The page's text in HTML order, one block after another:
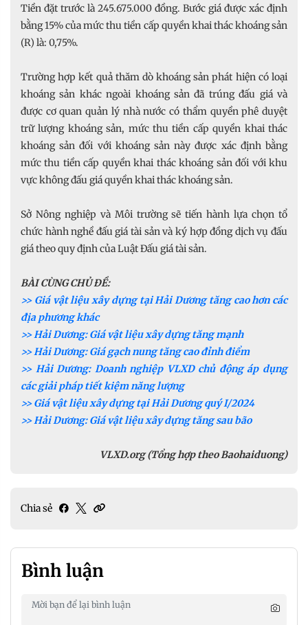
Tiền đặt trước là 245.675.000 đồng. Bước giá được xác định
bằng 15% của mức thu tiền cấp quyền khai thác khoáng sản
(R) là: 0,75%.
Trường hợp kết quả thăm dò khoáng sản phát hiện có loại
khoáng sản khác ngoài khoáng sản đã trúng đấu giá và
được cơ quan quản lý nhà nước có thẩm quyền phê duyệt
trữ lượng khoáng sản, mức thu tiền cấp quyền khai thác
khoáng sản đối với khoáng sản này được xác định bằng
mức thu tiền cấp quyền khai thác khoáng sản đối với khu
vực không đấu giá quyền khai thác khoáng sản.
Sở Nông nghiệp và Môi trường sẽ tiến hành lựa chọn tổ
chức hành nghề đấu giá tài sản và ký hợp đồng dịch vụ đấu
giá theo quy định của Luật Đấu giá tài sản.
BÀI CÙNG CHỦ ĐỀ:
>> Giá vật liệu xây dựng tại Hải Dương tăng cao hơn các
địa phương khác
>> Hải Dương: Giá vật liệu xây dựng tăng mạnh
>> Hải Dương: Giá gạch nung tăng cao đỉnh điểm
>> Hải Dương: Doanh nghiệp VLXD chủ động áp dụng
các giải pháp tiết kiệm năng lượng
>> Giá vật liệu xây dựng tại Hải Dương quý I/2024
>> Hải Dương: Giá vật liệu xây dựng tăng sau bão
VLXD.org (Tổng hợp theo Baohaiduong)
Chia sẻ
Bình luận